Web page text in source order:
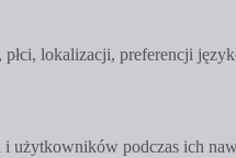
lokalizacji, preferencji
użytkowników podczas ich